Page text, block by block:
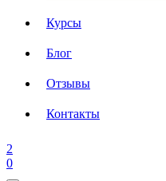
Курсы
Блог
Отзывы
Контакты
2
0